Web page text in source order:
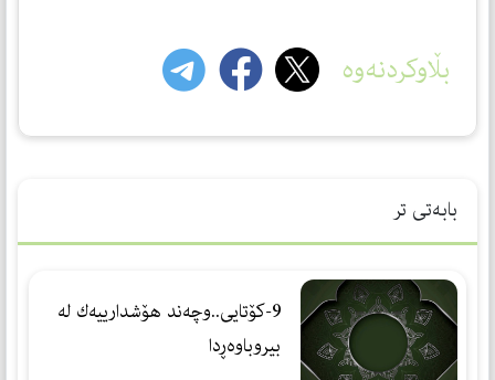
بڵاوکردنەوە
بابەتی تر
9-كۆتایی..وچەند هۆشدارییەك لە
بیروباوەڕدا